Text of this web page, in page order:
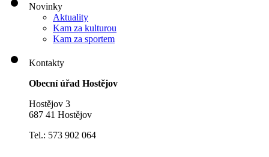
Novinky
Aktuality
Kam za kulturou
Kam za sportem
Kontakty
Obecní úřad Hostějov
Hostějov 3
687 41 Hostějov
Tel.: 573 902 064